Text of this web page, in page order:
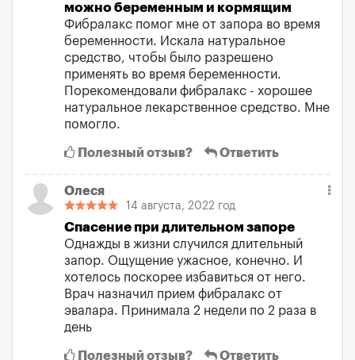
можно беременным и кормящим
Фибралакс помог мне от запора во время
беременности. Искала натуральное
средство, чтобы было разрешено
применять во время беременности.
Порекомендовали фибралакс - хорошее
натуральное лекарственное средство. Мне
помогло.
Полезный отзыв? Ответить
Олеся
14 августа, 2022 год
Спасение при длительном запоре
Однажды в жизни случился длительный
запор. Ощущение ужасное, конечно. И
хотелось поскорее избавиться от него.
Врач назначил прием фибралакс от
эвалара. Принимала 2 недели по 2 раза в
день
Полезный отзыв? Ответить